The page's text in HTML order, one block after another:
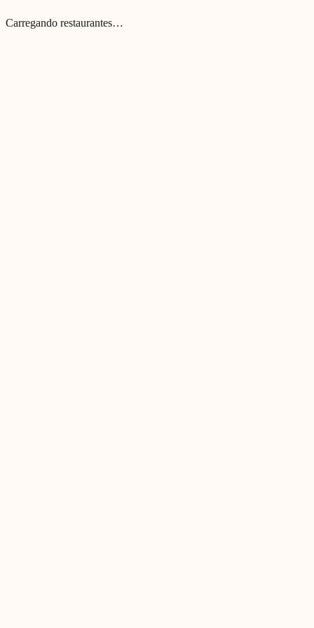
Carregando restaurantes…